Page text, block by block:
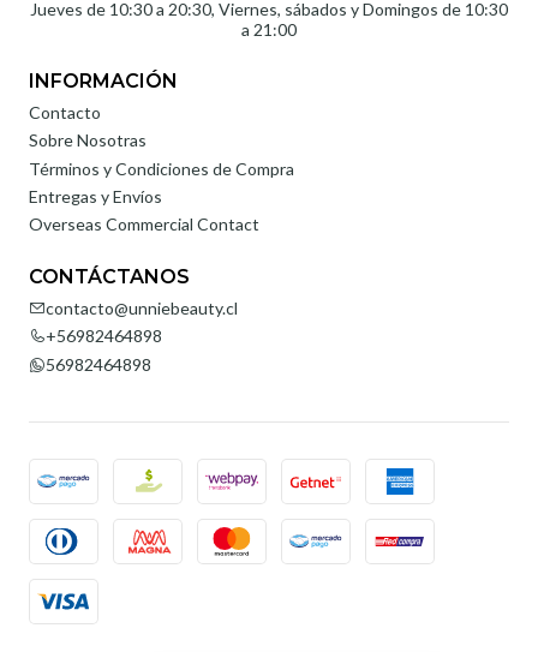
Jueves de 10:30 a 20:30, Viernes, sábados y Domingos de 10:30
a 21:00
INFORMACIÓN
Contacto
Sobre Nosotras
Términos y Condiciones de Compra
Entregas y Envíos
Overseas Commercial Contact
CONTÁCTANOS
contacto@unniebeauty.cl
+56982464898
56982464898